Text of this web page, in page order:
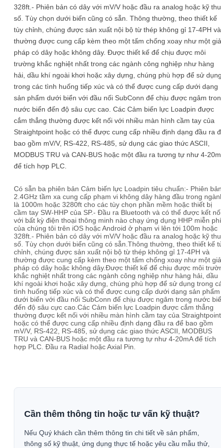
328ft.- Phiên bản có dây với mV/V hoặc đầu ra analog hoặc kỹ
số. Tùy chọn dưới biển cũng có sẵn. Thông thường, theo thiết kế
tùy chỉnh, chúng được sản xuất nội bộ từ thép không gỉ 17-4PH và
thường được cung cấp kèm theo một tấm chống xoay như một
pháp có dây hoặc không dây. Được thiết kế để chịu được môi
trường khắc nghiệt nhất trong các ngành công nghiệp như hàng
hải, dầu khí ngoài khơi hoặc xây dựng, chúng phù hợp để sử
trong các tình huống tiếp xúc và có thể được cung cấp dưới dạng
sản phẩm dưới biển với đầu nối SubConn để chịu được ngâm
nước biển đến độ sâu cực cao. Các Cảm biến lực Loadpin được
cắm thẳng thường được kết nối với nhiều màn hình cầm tay của
Straightpoint hoặc có thể được cung cấp nhiều định dạng đầu ra
bao gồm mV/V, RS-422, RS-485, sử dụng các giao thức ASCII,
MODBUS TRU và CAN-BUS hoặc một đầu ra tương tự như 4-
để tích hợp PLC.
Có sẵn ba phiên bản Cảm biến lực Loadpin tiêu chuẩn:- Phiên
2.4GHz tầm xa cung cấp phạm vi không dây hàng đầu trong
là 1000m hoặc 3280ft cho các tùy chọn phần mềm hoặc thiết bị
cầm tay SW-HHP của SP.- Đầu ra Bluetooth và có thể được kết
với bất kỳ điện thoại thông minh nào chạy ứng dụng HHP miễn phí
của chúng tôi trên iOS hoặc Android ở phạm vi lên tới 100m hoặc
328ft.- Phiên bản có dây với mV/V hoặc đầu ra analog hoặc kỹ
số. Tùy chọn dưới biển cũng có sẵn.Thông thường, theo thiết kế
chỉnh, chúng được sản xuất nội bộ từ thép không gỉ 17-4PH và
thường được cung cấp kèm theo một tấm chống xoay như một
pháp có dây hoặc không dây.Được thiết kế để chịu được môi
khắc nghiệt nhất trong các ngành công nghiệp như hàng hải, dầu
khí ngoài khơi hoặc xây dựng, chúng phù hợp để sử dụng trong
tình huống tiếp xúc và có thể được cung cấp dưới dạng sản phẩm
dưới biển với đầu nối SubConn để chịu được ngâm trong nước
đến độ sâu cực cao.Các Cảm biến lực Loadpin được cắm thẳng
thường được kết nối với nhiều màn hình cầm tay của Straightpoint
hoặc có thể được cung cấp nhiều định dạng đầu ra để bao gồm
mV/V, RS-422, RS-485, sử dụng các giao thức ASCII, MODBUS
TRU và CAN-BUS hoặc một đầu ra tương tự như 4-20mA để tích
hợp PLC. Đầu ra Radial hoặc Axial Pin.
Cần thêm thông tin hoặc tư vấn kỹ thuật?
Nếu Quý khách cần thêm thông tin chi tiết về sản phẩm,
thông số kỹ thuật, ứng dụng thực tế hoặc yêu cầu mẫu thử,